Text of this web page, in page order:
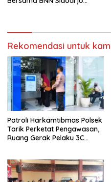
Rekomendasi untuk
Patroli Harkamtibmas Polsek
Tarik Perketat Pengawasan,
Ruang Gerak Pelaku 3C